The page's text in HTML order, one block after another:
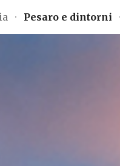
Pesaro e dintorni